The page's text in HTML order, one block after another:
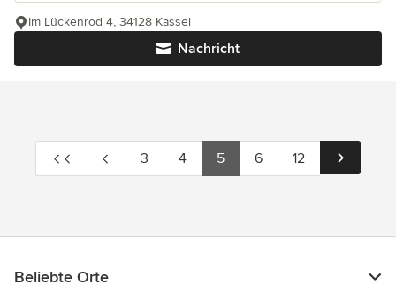
Nachricht
Im Lückenrod 4, 34128 Kassel
3 4 5 6 12
Beliebte Orte